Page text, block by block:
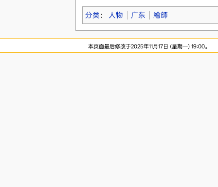
分类 ： 人物 广东 繪師
本页面最后修改于2025年11月17日 (星期一) 19:00。